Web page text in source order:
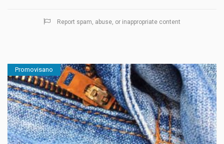
Report spam, abuse, or inappropriate content
Promovisano